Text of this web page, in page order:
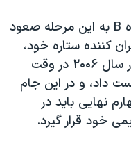
آرژانتین که بعنوان تیم نخست گروه B به این مرحله صعود
کننده ستاره خود،
لیونل مسی بسته است. آرژانتین در سال ۲۰۰۶ در وقت
با نتیجه ۲ بر شکست داد، و در این جام
نهایی باید در
خود قرار گیرد.